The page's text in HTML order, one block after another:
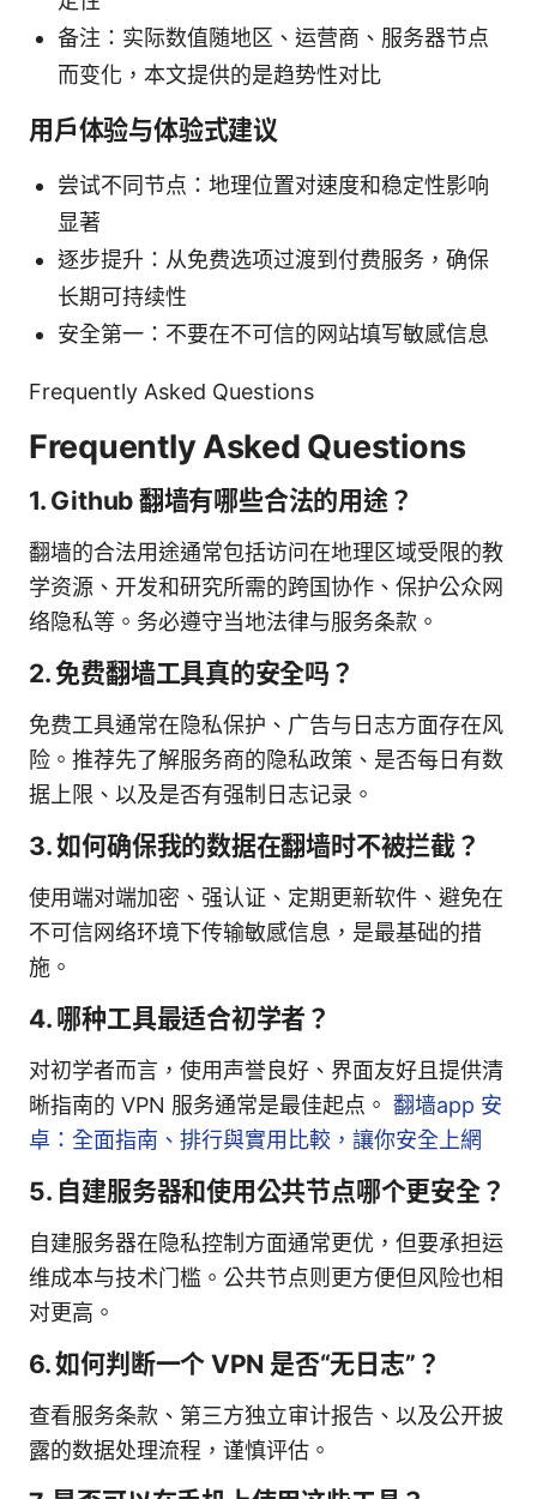
备注：实际数值随地区、运营商、服务器节点
而变化，本文提供的是趋势性对比
用户体验与体验式建议
尝试不同节点：地理位置对速度和稳定性影响
显著
逐步提升：从免费选项过渡到付费服务，确保
长期可持续性
安全第一：不要在不可信的网站填写敏感信息
Frequently Asked Questions
Frequently Asked Questions
1. Github 翻墙有哪些合法的用途？
翻墙的合法用途通常包括访问在地理区域受限的教
学资源、开发和研究所需的跨国协作、保护公众网
络隐私等。务必遵守当地法律与服务条款。
2. 免费翻墙工具真的安全吗？
免费工具通常在隐私保护、广告与日志方面存在风
险。推荐先了解服务商的隐私政策、是否每日有数
据上限、以及是否有强制日志记录。
3. 如何确保我的数据在翻墙时不被拦截？
使用端对端加密、强认证、定期更新软件、避免在
不可信网络环境下传输敏感信息，是最基础的措
施。
4. 哪种工具最适合初学者？
对初学者而言，使用声誉良好、界面友好且提供清
晰指南的 VPN 服务通常是最佳起点。 翻墙app 安
卓：全面指南、排行與實用比較，讓你安全上網
5. 自建服务器和使用公共节点哪个更安全？
自建服务器在隐私控制方面通常更优，但要承担运
维成本与技术门槛。公共节点则更方便但风险也相
对更高。
6. 如何判断一个 VPN 是否“无日志”？
查看服务条款、第三方独立审计报告、以及公开披
露的数据处理流程，谨慎评估。